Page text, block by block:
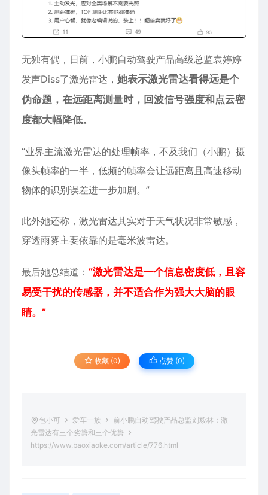
无独有偶，日前，小鹏自动驾驶产品高级总监袁婷婷
发声Diss了激光雷达， 她表示激光雷达看得远是个
伪命题，在远距离测量时，回波信号强度和点云密
度都大幅降低。
“业界主流激光雷达的处理帧率，不及我们（小鹏）摄
像头帧率的一半，低频的帧率会让远距离且高速移动
物体的识别误差进一步加剧。”
此外她还称，激光雷达其实对于天气状况非常敏感，
穿透雨雾主要依靠的是毫米波雷达。
最后她总结道： “激光雷达是一个信息密度低，且容
易受干扰的传感器，并不适合作为强大大脑的眼
睛。”
收藏 (0) 点赞 (0)
包小可 爱车一族
前小鹏自动驾驶产品总监刘毅林：激
光雷达有三个劣势和三个优势
https://www.baoxiaoke.com/article/776.html